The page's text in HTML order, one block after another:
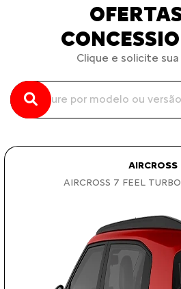
Clique e solicite
AIRCROSS
AIRCROSS 7 FEEL